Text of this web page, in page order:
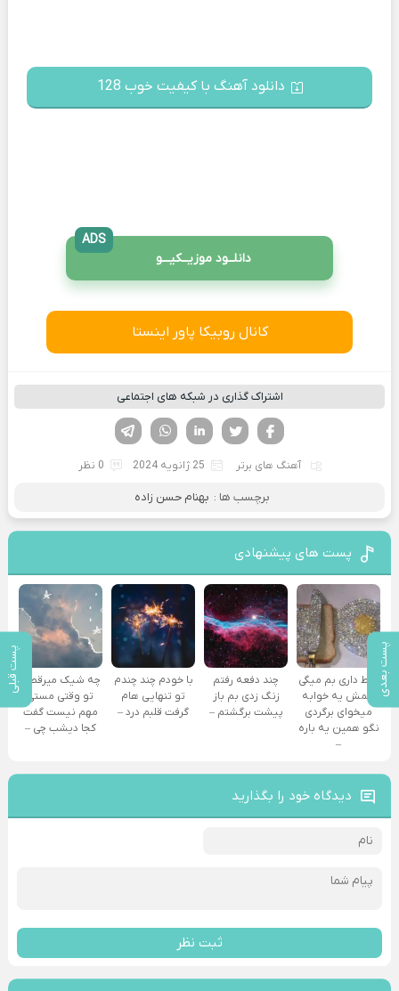
پست بعدی پست قبلی
دانلود آهنگ با کیفیت خوب 128
دانلــود موزیــکیـــو
ADS
کانال روبیکا پاور اینستا
اشتراک گذاری در شبکه های اجتماعی
لینکدین تویتر
فیسوک
آهنگ های برتر 25 ژانویه 2024 0 نظر
برچسب ها : بهنام حسن زاده
پست های پیشنهادی
فقط داری بم میگی
همش یه خوابه
میخوای برگردی
نگو همین یه باره
–
چند دفعه رفتم
زنگ زدی بم باز
پیشت برگشتم –
با خودم چند چندم
تو تنهایی هام
گرفت قلبم درد –
چه شیک میرقصی
تو وقتی مستی
مهم نیست گفت
کجا دیشب چی –
دیدگاه خود را بگذارید
ثبت نظر